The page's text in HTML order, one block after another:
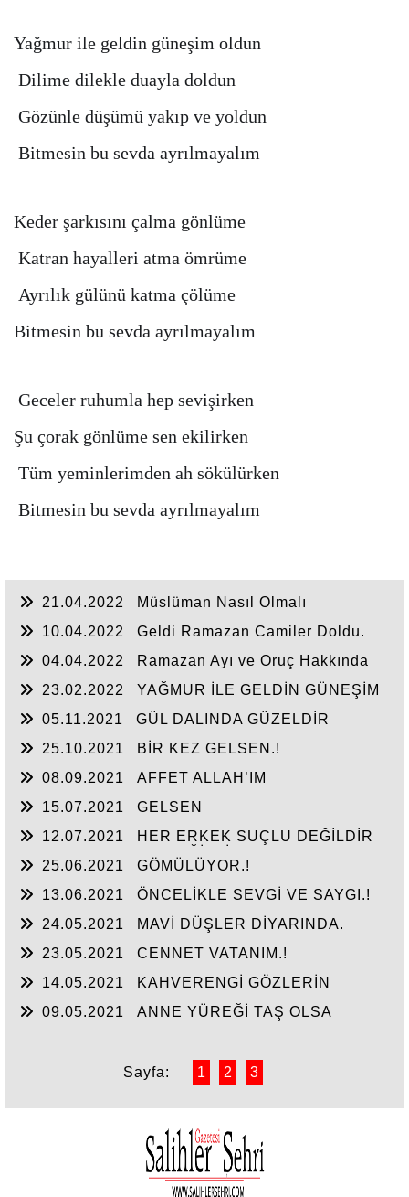
Yağmur ile geldin güneşim oldun
Dilime dilekle duayla doldun
Gözünle düşümü yakıp ve yoldun
Bitmesin bu sevda ayrılmayalım
Keder şarkısını çalma gönlüme
Katran hayalleri atma ömrüme
Ayrılık gülünü katma çölüme
Bitmesin bu sevda ayrılmayalım
Geceler ruhumla hep sevişirken
Şu çorak gönlüme sen ekilirken
Tüm yeminlerimden ah sökülürken
Bitmesin bu sevda ayrılmayalım
21.04.2022
Müslüman Nasıl Olmalı
10.04.2022
Geldi Ramazan Camiler Doldu.
04.04.2022
Ramazan Ayı ve Oruç Hakkında
23.02.2022
YAĞMUR İLE GELDİN GÜNEŞİM
05.11.2021
GÜL DALINDA GÜZELDİR
25.10.2021
BİR KEZ GELSEN.!
08.09.2021
AFFET ALLAH’IM
15.07.2021
GELSEN
12.07.2021
HER ERKEK SUÇLU DEĞİLDİR
25.06.2021
GÖMÜLÜYOR.!
13.06.2021
ÖNCELİKLE SEVGİ VE SAYGI.!
24.05.2021
MAVİ DÜŞLER DİYARINDA.
23.05.2021
CENNET VATANIM.!
14.05.2021
KAHVERENGİ GÖZLERİN
09.05.2021
ANNE YÜREĞİ TAŞ OLSA
Sayfa: 1 2 3